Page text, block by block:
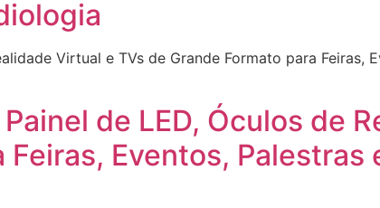
Virtual e TVs de Grande Formato para Feiras,
de LED, Óculos de
Eventos, Palestras